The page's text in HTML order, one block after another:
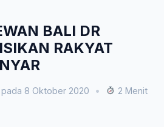
BALI DR
RAKYAT
pada 8 Oktober 2020 •
2 Menit